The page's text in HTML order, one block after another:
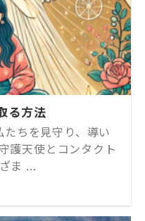
る方法
ちを見守り、導い
護天使とコンタクト
ま ...